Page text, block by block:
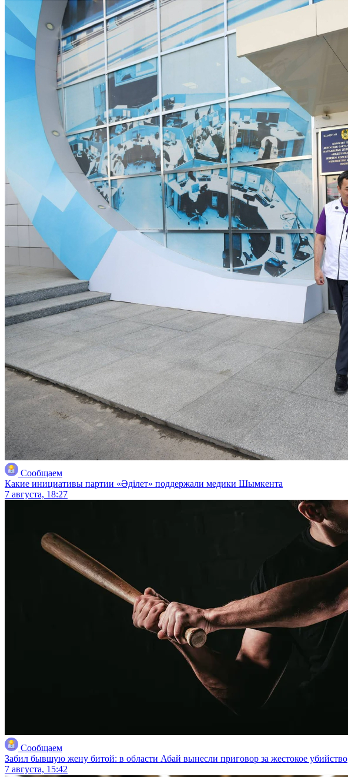
Сообщаем
Какие инициативы партии «Әділет» поддержали медики Шымкента
7 августа, 18:27
Сообщаем
Забил бывшую жену битой: в области Абай вынесли приговор за жестокое убийство
7 августа, 15:42